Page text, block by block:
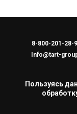
8-800-201-28-
Info@tart-
Пользуясь